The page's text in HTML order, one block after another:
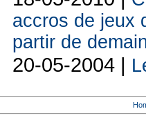
accros de jeux
partir de
20-05-2004 |